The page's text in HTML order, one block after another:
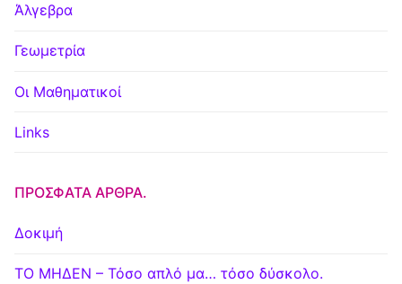
Άλγεβρα
Γεωμετρία
Οι Μαθηματικοί
Links
ΠΡΌΣΦΑΤΑ ΆΡΘΡΑ.
Δοκιμή
ΤΟ ΜΗΔΕΝ – Τόσο απλό μα… τόσο δύσκολο.